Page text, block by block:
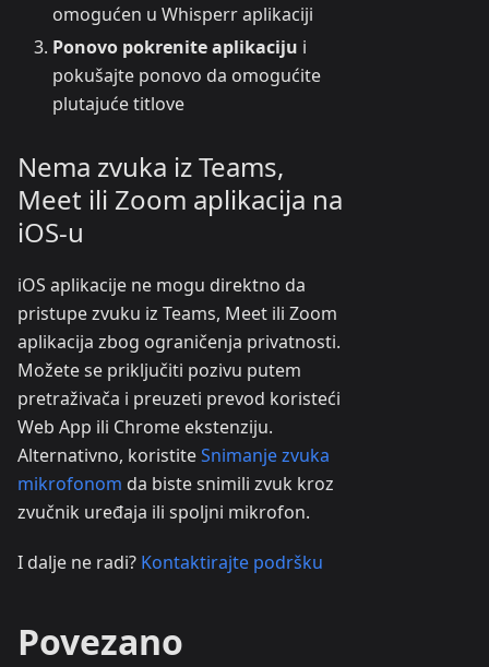
omogućen u Whisperr aplikaciji
Ponovo pokrenite aplikaciju i
pokušajte ponovo da omogućite
plutajuće titlove
Nema zvuka iz Teams,
Meet ili Zoom aplikacija na
iOS-u
iOS aplikacije ne mogu direktno da
pristupe zvuku iz Teams, Meet ili Zoom
aplikacija zbog ograničenja privatnosti.
Možete se priključiti pozivu putem
pretraživača i preuzeti prevod koristeći
Web App ili Chrome ekstenziju.
Alternativno, koristiteSnimanje zvuka
mikrofonom da biste snimili zvuk kroz
zvučnik uređaja ili spoljni mikrofon.
I dalje ne radi? Kontaktirajte podršku
Povezano